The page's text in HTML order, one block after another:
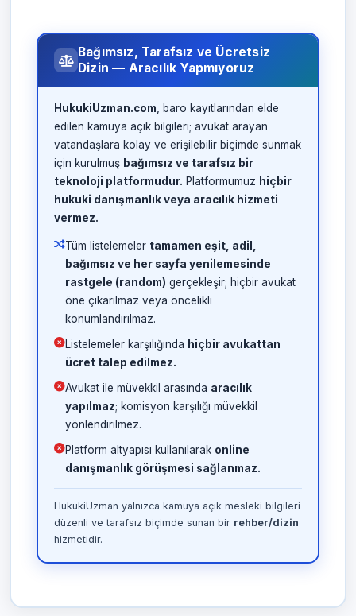
Bağımsız, Tarafsız ve Ücretsiz
Dizin — Aracılık Yapmıyoruz
HukukiUzman.com , baro kayıtlarından elde
edilen kamuya açık bilgileri; avukat arayan
vatandaşlara kolay ve erişilebilir biçimde sunmak
için kurulmuş bağımsız ve tarafsız bir
teknoloji platformudur. Platformumuz hiçbir
hukuki danışmanlık veya aracılık hizmeti
vermez.
Tüm listelemeler tamamen eşit, adil,
bağımsız ve her sayfa yenilemesinde
rastgele (random) gerçekleşir; hiçbir avukat
öne çıkarılmaz veya öncelikli
konumlandırılmaz.
Listelemeler karşılığında hiçbir avukattan
ücret talep edilmez.
Avukat ile müvekkil arasında aracılık
yapılmaz; komisyon karşılığı müvekkil
yönlendirilmez.
Platform altyapısı kullanılarak online
danışmanlık görüşmesi sağlanmaz.
HukukiUzman yalnızca kamuya açık mesleki bilgileri
düzenli ve tarafsız biçimde sunan bir rehber/dizin
hizmetidir.